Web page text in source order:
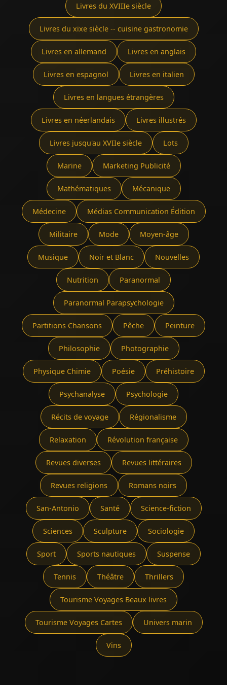
Livres du XVIIIe siècle
Livres du xixe siècle -- cuisine gastronomie
Livres en allemand Livres en anglais
Livres en espagnol Livres en italien
Livres en langues étrangères
Livres en néerlandais Livres illustrés
Livres jusqu'au XVIIe siècle Lots
Marine Marketing Publicité
Mathématiques Mécanique
Médecine Médias Communication Édition
Militaire Mode Moyen-âge
Musique Noir et Blanc Nouvelles
Nutrition Paranormal
Paranormal Parapsychologie
Partitions Chansons Pêche Peinture
Philosophie Photographie
Physique Chimie Poésie Préhistoire
Psychanalyse Psychologie
Récits de voyage Régionalisme
Relaxation Révolution française
Revues diverses Revues littéraires
Revues religions Romans noirs
San-Antonio Santé Science-fiction
Sciences Sculpture Sociologie
Sport Sports nautiques Suspense
Tennis Théâtre Thrillers
Tourisme Voyages Beaux livres
Tourisme Voyages Cartes Univers marin
Vins